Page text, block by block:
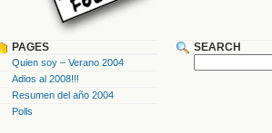
PAGES
Quien soy – Verano 2004
Adios al 2008!!!
Resumen del año 2004
Polls
SEARCH